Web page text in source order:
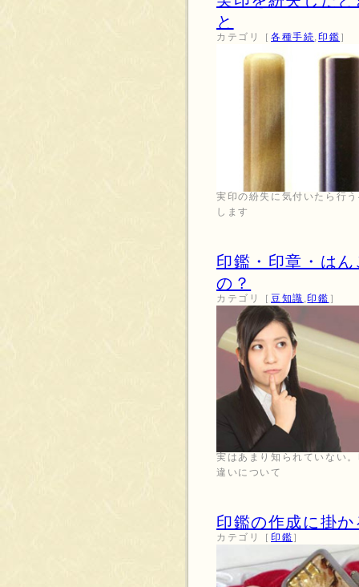
と
カテゴリ［ 各種手続,印鑑 ］
実印の紛失に気付いたら行
します
印鑑・印章・は
の？
カテゴリ［ 豆知識 ,印鑑 ］
実はあまり知られていない
違いについて
印鑑の作成に掛
カテゴリ［ 印鑑 ］